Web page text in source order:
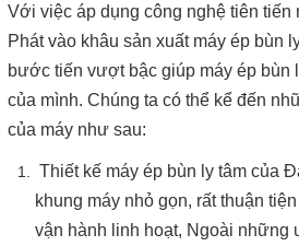
Với việc áp dụng công nghệ tiên
Phát vào khâu sản xuất máy ép bùn
bước tiến vượt bậc giúp máy ép bùn
của mình. Chúng ta có thể kể đến
của máy như sau:
Thiết kế máy ép bùn ly tâm của
khung máy nhỏ gọn, rất thuận
vận hành linh hoạt, Ngoài những